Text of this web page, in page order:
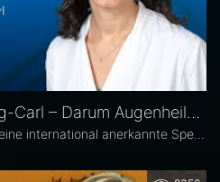
Prof. Dr. Martina Herwig-Carl – Darum Augenheilkunde